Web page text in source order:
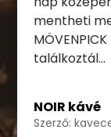
mentheti
találkoztál...
NOIR kávé
Szerző: